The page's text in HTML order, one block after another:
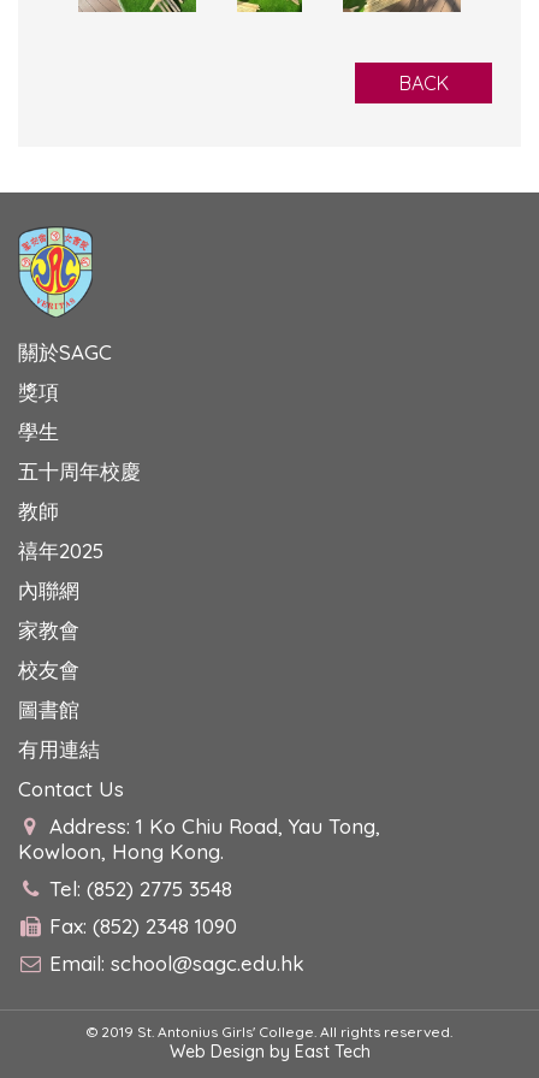
BACK
關於SAGC
獎項
學生
五十周年校慶
教師
禧年2025
內聯網
家教會
校友會
圖書館
有用連結
Contact Us
Address: 1 Ko Chiu Road, Yau Tong,
Kowloon, Hong Kong.
Tel: (852) 2775 3548
Fax: (852) 2348 1090
Email: school@sagc.edu.hk
© 2019 St. Antonius Girls' College. All rights reserved.
Web Design by East Tech